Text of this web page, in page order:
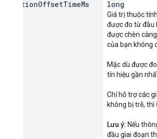
insertionOffsetTimeMs long
Giá trị thuộc
được đo từ đầu
được chèn
của bạn không
Mặc dù được
tín hiệu gần
Chỉ hỗ trợ các
không bị trễ, thì
Lưu ý: Nếu
đầu giai đoạn